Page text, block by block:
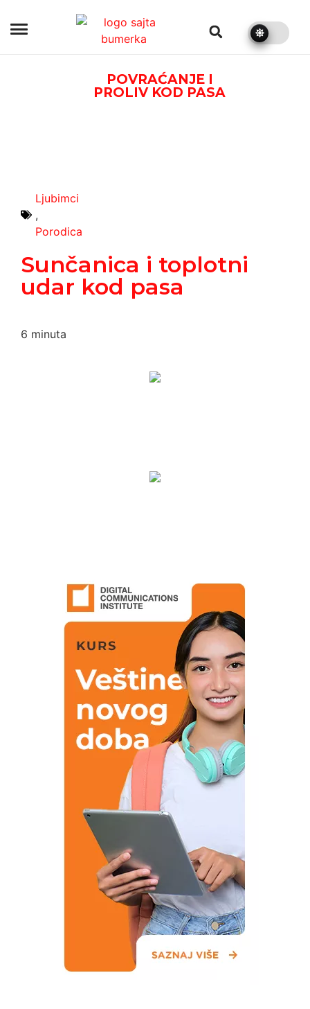
POVRAĆANJE I
PROLIV KOD PASA
Ljubimci
,
Porodica
Sunčanica i toplotni
udar kod pasa
6 minuta